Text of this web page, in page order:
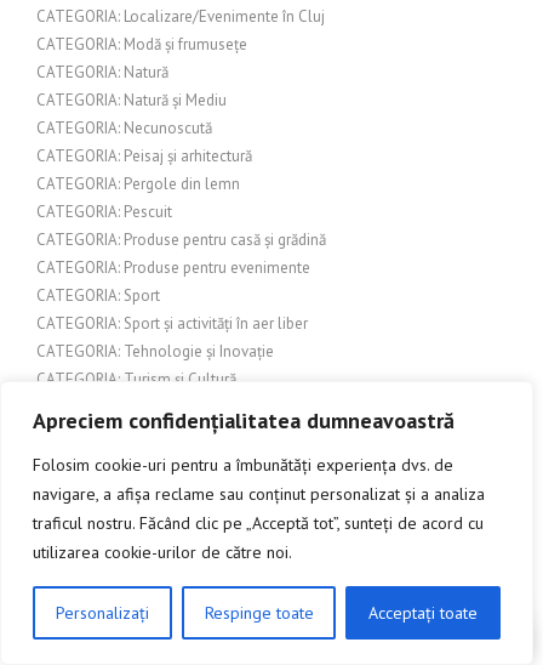
Apreciem confidențialitatea dumneavoastră
Folosim cookie-uri pentru a îmbunătăți experiența dvs. de
navigare, a afișa reclame sau conținut personalizat și a analiza
traficul nostru. Făcând clic pe „Acceptă tot”, sunteți de acord cu
utilizarea cookie-urilor de către noi.
Personalizați Respinge toate Acceptați toate
CATEGORIA: Localizare/Evenimente în Cluj
CATEGORIA: Modă și frumusețe
CATEGORIA: Natură
CATEGORIA: Natură și Mediu
CATEGORIA: Necunoscută
CATEGORIA: Peisaj și arhitectură
CATEGORIA: Pergole din lemn
CATEGORIA: Pescuit
CATEGORIA: Produse pentru casă și grădină
CATEGORIA: Produse pentru evenimente
CATEGORIA: Sport
CATEGORIA: Sport și activități în aer liber
CATEGORIA: Tehnologie și Inovație
CATEGORIA: Turism și Cultură
CATEGORIA: Urbanism și dezvoltare urbană
CATEGORIA: Uși de garaj
CATEGORIA: Uși de interior
CATEGORIA: Uși și feronerie
CATEGORIA: Uși și porți de garaj
Categorie: Design exterior
CATEGORIE: Evenimente
CLICK AICI PENTRU A DISCUTA